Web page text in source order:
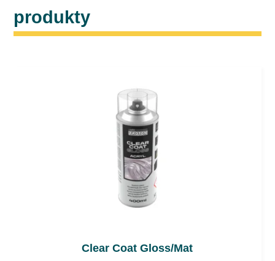
m2 powierzchni warstwą o grubości 50 μm.
Upewnij się, że pokryłeś cały obszar lakieru
bazowego i cieniuj tylko na przygotowanym
obszarze. Użyj rozcieńczalnika do cieniowania
FADE OUT THINNER, aby wtopić odkurz
osiadający wokół powierzchni reperowanej
oraz zniwelować optyczne różnice połysku w
miejscu styku starej powłoki lakierowej i nowo
produkty
Clear Coat Gloss/Mat